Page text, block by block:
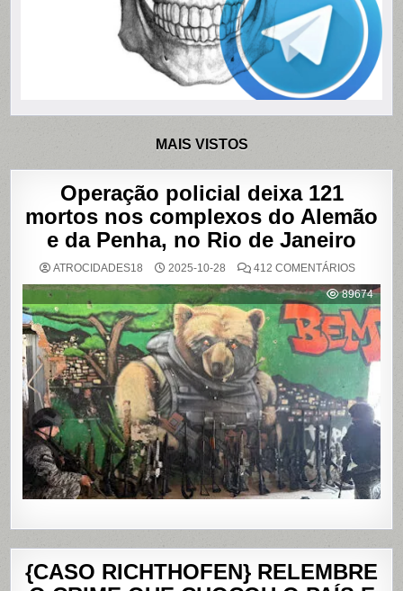
MAIS VISTOS
Operação policial deixa 121
mortos nos complexos do Alemão
e da Penha, no Rio de Janeiro
ATROCIDADES18 2025-10-28 412 COMENTÁRIOSEM
POLICIAL
DEIXA
121
MORTOS
NOS
DO
ALEMÃO
PENHA,
NO
RIO
89674
{CASO RICHTHOFEN} RELEMBRE